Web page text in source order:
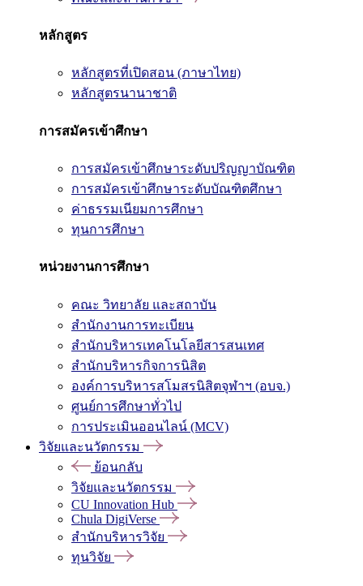
หลักสูตร
หลักสูตรที่เปิดสอน (ภาษาไทย)
หลักสูตรนานาชาติ
การสมัครเข้าศึกษา
การสมัครเข้าศึกษาระดับปริญญาบัณฑิต
การสมัครเข้าศึกษาระดับบัณฑิตศึกษา
ค่าธรรมเนียมการศึกษา
ทุนการศึกษา
หน่วยงานการศึกษา
คณะ วิทยาลัย และสถาบัน
สำนักงานการทะเบียน
สำนักบริหารเทคโนโลยีสารสนเทศ
สำนักบริหารกิจการนิสิต
องค์การบริหารสโมสรนิสิตจุฬาฯ (อบจ.)
ศูนย์การศึกษาทั่วไป
การประเมินออนไลน์ (MCV)
วิจัยและนวัตกรรม
ย้อนกลับ
วิจัยและนวัตกรรม
CU Innovation Hub
Chula DigiVerse
สำนักบริหารวิจัย
ทุนวิจัย